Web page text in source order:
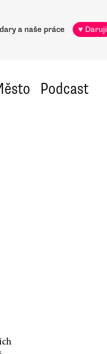
a naše práce ♥ Daruji
Podcast